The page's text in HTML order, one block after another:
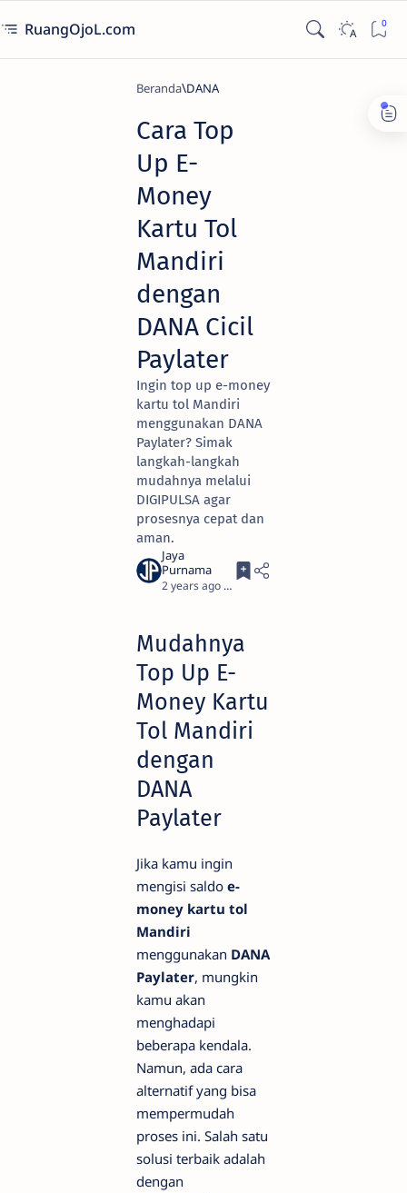
RuangOjoL.com
Beranda DANA
Cara Top
Up E-
Money
Kartu Tol
Mandiri
dengan
DANA Cicil
Paylater
Ingin top up e-money
kartu tol Mandiri
menggunakan DANA
Paylater? Simak
langkah-langkah
mudahnya melalui
DIGIPULSA agar
prosesnya cepat dan
aman.
2 years ago 3
Mudahnya
Top Up E-
Money Kartu
Tol Mandiri
dengan
DANA
Paylater
Jika kamu ingin
mengisi saldo e-
money kartu tol
Mandiri
menggunakan DANA
Paylater, mungkin
kamu akan
menghadapi
beberapa kendala.
Namun, ada cara
alternatif yang bisa
mempermudah
proses ini. Salah satu
solusi terbaik adalah
dengan